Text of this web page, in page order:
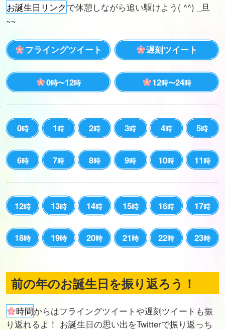
お誕生日リンク で休憩しながら追い駆けよう( ^^) _旦
~~
フライングツイート 遅刻ツイート
0時〜12時 12時〜24時
0時 1時 2時 3時 4時 5時
6時 7時 8時 9時 10時 11時
12時 13時 14時 15時 16時 17時
18時 19時 20時 21時 22時 23時
前の年のお誕生日を振り返ろう！
時間からはフライングツイートや遅刻ツイートも振
り返れるよ！ お誕生日の思い出をTwitterで振り返っち